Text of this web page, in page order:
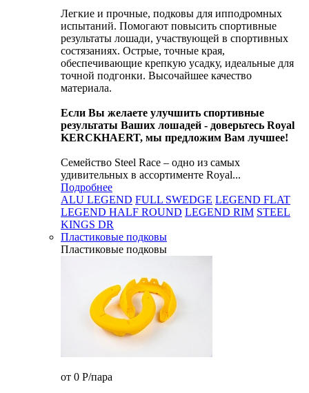
Легкие и прочные, подковы для ипподромных
испытаний. Помогают повысить спортивные
результаты лошади, участвующей в спортивных
состязаниях. Острые, точные края,
обеспечивающие крепкую усадку, идеальные для
точной подгонки. Высочайшее качество
материала.
Если Вы желаете улучшить спортивные
результаты Ваших лошадей - доверьтесь Royal
KERCKHAERT, мы предложим Вам лучшее!
Семейство Steel Race – одно из самых
удивительных в ассортименте Royal...
Подробнее
ALU LEGEND FULL SWEDGE LEGEND FLAT
LEGEND HALF ROUND LEGEND RIM STEEL
KINGS DR
Пластиковые подковы
Пластиковые подковы
от 0 P/пара